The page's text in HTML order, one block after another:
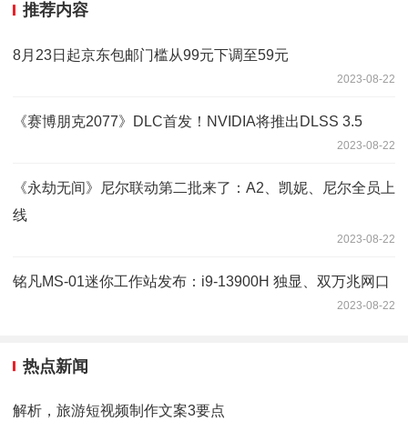
推荐内容
8月23日起京东包邮门槛从99元下调至59元
2023-08-22
《赛博朋克2077》DLC首发！NVIDIA将推出DLSS 3.5
2023-08-22
《永劫无间》尼尔联动第二批来了：A2、凯妮、尼尔全员上
线
2023-08-22
铭凡MS-01迷你工作站发布：i9-13900H 独显、双万兆网口
2023-08-22
热点新闻
解析，旅游短视频制作文案3要点